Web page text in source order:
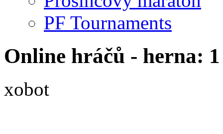
PF Tournaments
Online hráčů - herna: 1
xobot